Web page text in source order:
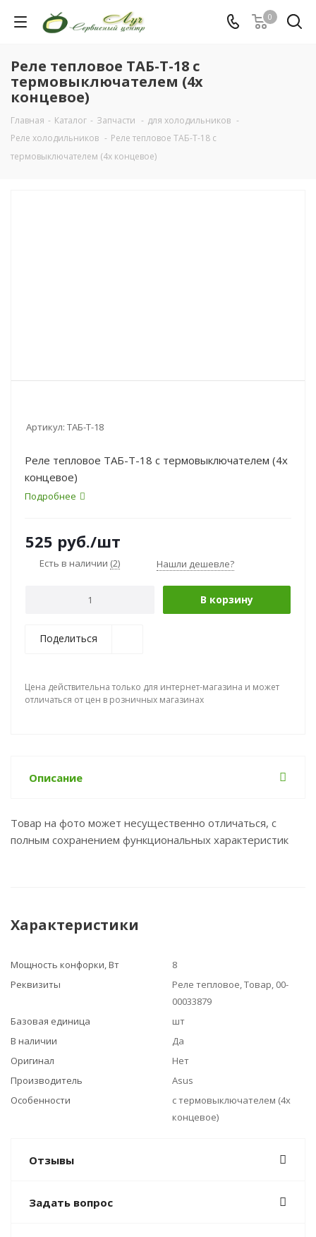
0
Реле тепловое ТАБ-Т-18 с
термовыключателем (4х
концевое)
Главная - Каталог - Запчасти - для холодильников -
Реле холодильников - Реле тепловое ТАБ-Т-18 с
термовыключателем (4х концевое)
Артикул: ТАБ-Т-18
Реле тепловое ТАБ-Т-18 с термовыключателем (4х
концевое)
Подробнее
525 руб./шт
Есть в наличии (2) Нашли дешевле?
В корзину
Поделиться
Цена действительна только для интернет-магазина и может
отличаться от цен в розничных магазинах
Описание
Товар на фото может несущественно отличаться, с
полным сохранением функциональных характеристик
Характеристики
Мощность конфорки, Вт
8
Реквизиты
Реле тепловое, Товар, 00-
00033879
Базовая единица
шт
В наличии
Да
Оригинал
Нет
Производитель
Asus
Особенности
с термовыключателем (4х
концевое)
Отзывы
Задать вопрос